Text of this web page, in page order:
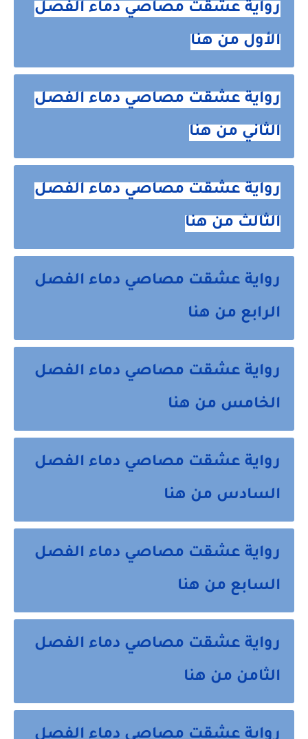
رواية عشقت مصاصي دماء الفصل
الأول من هنا
رواية عشقت مصاصي دماء الفصل
الثاني من هنا
رواية عشقت مصاصي دماء الفصل
الثالث من هنا
رواية عشقت مصاصي دماء الفصل
الرابع من هنا
رواية عشقت مصاصي دماء الفصل
الخامس من هنا
رواية عشقت مصاصي دماء الفصل
السادس من هنا
رواية عشقت مصاصي دماء الفصل
السابع من هنا
رواية عشقت مصاصي دماء الفصل
الثامن من هنا
رواية عشقت مصاصي دماء الفصل